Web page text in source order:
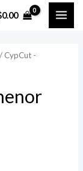
0.00
CypCut -